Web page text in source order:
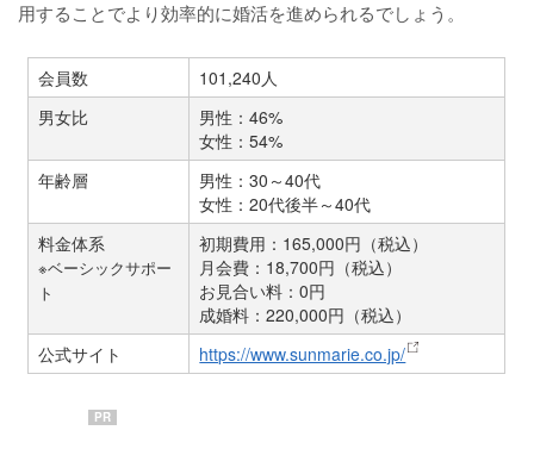
用することでより効率的に婚活を進められるでしょう。
会員数
101,240人
男女比
男性：46%
女性：54%
年齢層
男性：30～40代
女性：20代後半～40代
料金体系
※ベーシックサポー
ト
初期費用：165,000円（税込）
月会費：18,700円（税込）
お見合い料：0円
成婚料：220,000円（税込）
公式サイト
https://www.sunmarie.co.jp/
PR